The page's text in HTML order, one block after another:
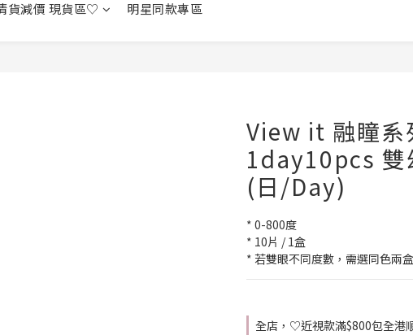
貨減價 現貨區♡
明星同款專區
View it 融瞳
1day10pcs 雙
(日/Day)
* 0-800度
* 10片 / 1盒
* 若雙眼不同度數，需選同色兩盒
全店，♡近視款滿$800包全港